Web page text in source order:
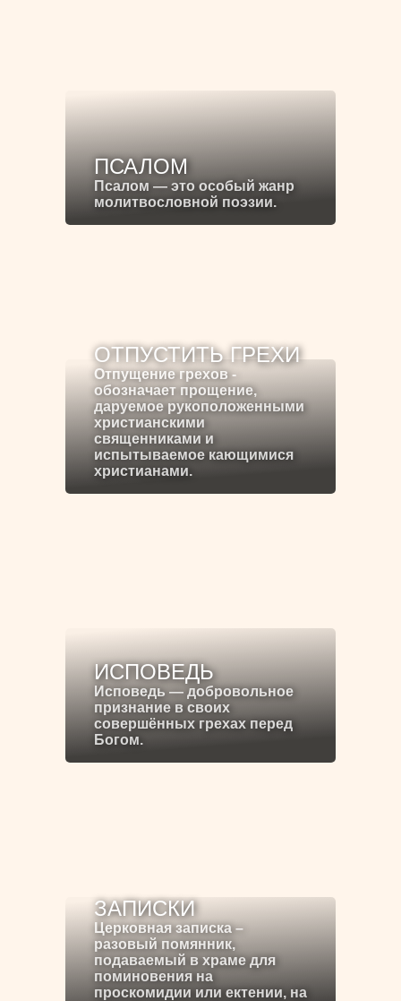
ПСАЛОМ
Псалом — это особый жанр
молитвословной поэзии.
ОТПУСТИТЬ ГРЕХИ
Отпущение грехов -
обозначает прощение,
даруемое рукоположенными
христианскими
священниками и
испытываемое кающимися
христианами.
ИСПОВЕДЬ
Исповедь — добровольное
признание в своих
совершённых грехах перед
Богом.
ЗАПИСКИ
Церковная записка –
разовый помянник,
подаваемый в храме для
поминовения на
проскомидии или ектении, на